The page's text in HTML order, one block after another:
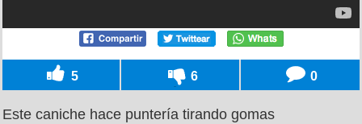
5 6 0
Este caniche hace puntería tirando gomas